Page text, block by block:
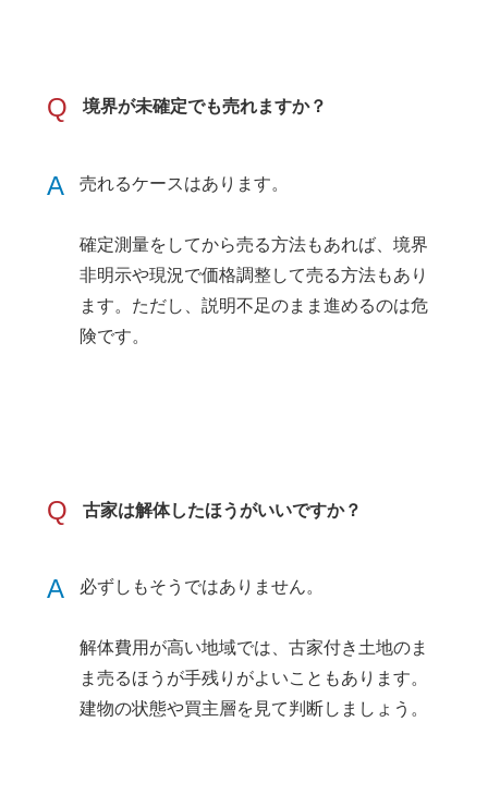
Q 境界が未確定でも売れますか？
A 売れるケースはあります。
確定測量をしてから売る方法もあれば、境界
非明示や現況で価格調整して売る方法もあり
ます。ただし、説明不足のまま進めるのは危
険です。
Q 古家は解体したほうがいいですか？
A 必ずしもそうではありません。
解体費用が高い地域では、古家付き土地のま
ま売るほうが手残りがよいこともあります。
建物の状態や買主層を見て判断しましょう。